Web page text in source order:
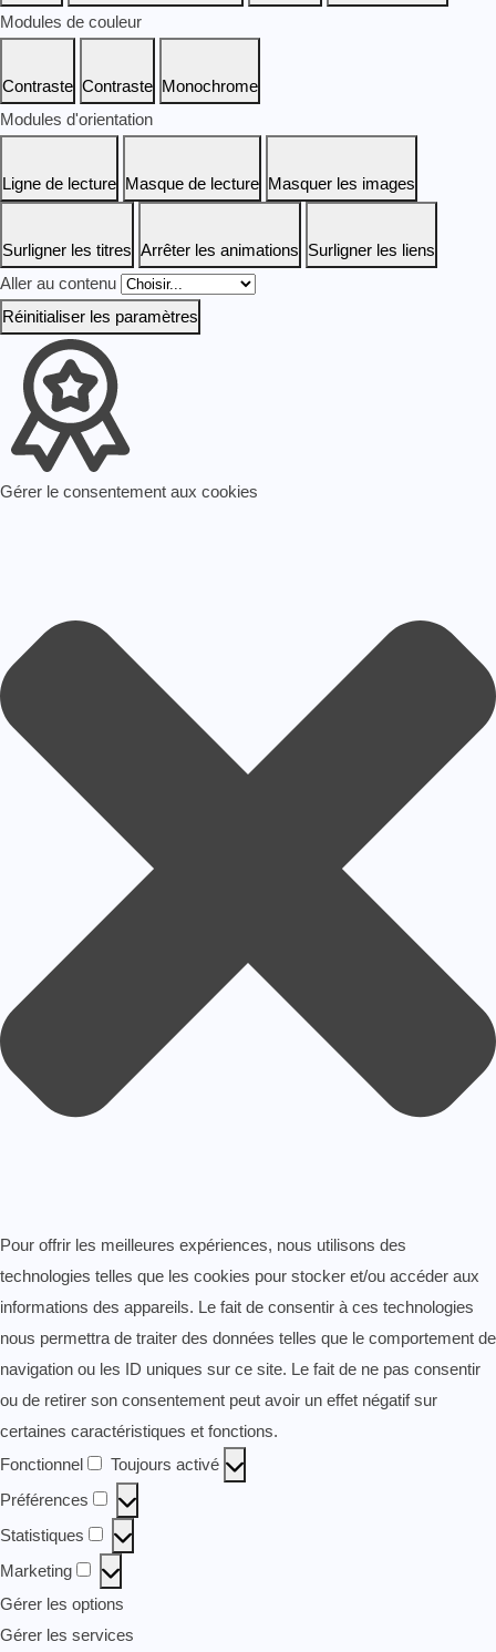
Modules de couleur
Contraste Contraste Monochrome
Modules d'orientation
Ligne de lecture Masque de lecture Masquer les images
Surligner les titres Arrêter les animations Surligner les liens
Aller au contenu
Réinitialiser les paramètres
Gérer le consentement aux cookies
Pour offrir les meilleures expériences, nous utilisons des
technologies telles que les cookies pour stocker et/ou accéder aux
informations des appareils. Le fait de consentir à ces technologies
nous permettra de traiter des données telles que le comportement de
navigation ou les ID uniques sur ce site. Le fait de ne pas consentir
ou de retirer son consentement peut avoir un effet négatif sur
certaines caractéristiques et fonctions.
Fonctionnel
Fonctionnel
Toujours activé
Préférences
Préférences
Statistiques
Statistiques
Marketing
Marketing
Gérer les options
Gérer les services